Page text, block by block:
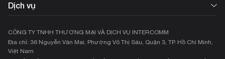
Dịch vụ
CÔNG TY TNHH THƯƠNG MẠI VÀ DỊCH VỤ INTERCOMM
Địa chỉ: 36 Nguyễn Văn Mai, Phường Võ Thị Sáu, Quận 3, TP. Hồ Chí Minh,
Việt Nam